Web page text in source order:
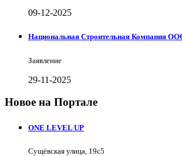
09-12-2025
Национальная Строительная Компания
Заявление
29-11-2025
Новое на Портале
ONE LEVEL UP
Сущёвская улица, 19с5